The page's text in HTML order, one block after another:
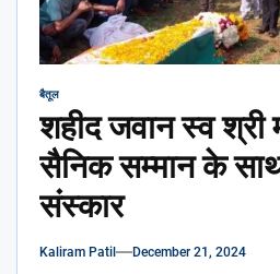
बैतूल
शहीद जवान स्व श्री
सैनिक सम्मान के
संस्कार
Kaliram Patil December 21, 2024